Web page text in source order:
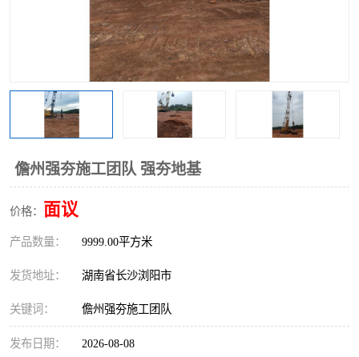
儋州强夯施工团队 强夯地基
价格： 面议
产品数量： 9999.00平方米
发货地址： 湖南省长沙浏阳市
关键词： 儋州强夯施工团队
发布日期： 2026-08-08